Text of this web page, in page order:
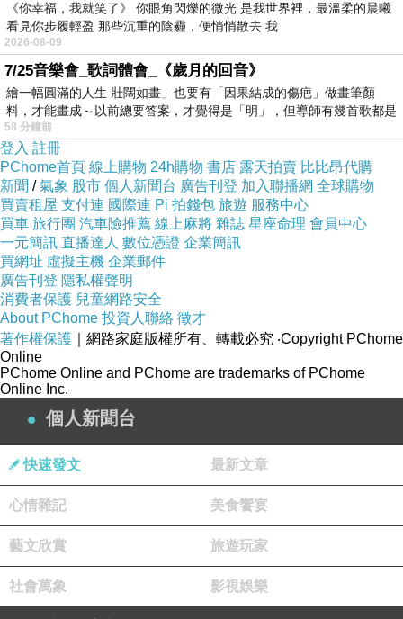
無論走進任何季節，
《你幸福，我就笑了》 你眼角閃爍的微光 是我世界裡，最溫柔的晨曦
看見你步履輕盈 那些沉重的陰霾，便悄悄散去 我
2026-08-09
7/25音樂會_歌詞體會_《歲月的回音》
繪一幅圓滿的人生 壯闊如畫」也要有「因果結成的傷疤」做畫筆顏
料，才能畫成～以前總要答案，才覺得是「明」，但導師有幾首歌都是
在教
58 分鐘前
登入 註冊
PChome首頁 線上購物 24h購物 書店 露天拍賣 比比昂代購
新聞 /氣象 股市 個人新聞台 廣告刊登 加入聯播網 全球購物
買賣租屋 支付連 國際連 Pi 拍錢包 旅遊 服務中心
買車 旅行團 汽車險推薦 線上麻將 雜誌 星座命理 會員中心
一元簡訊 直播達人 數位憑證 企業簡訊
買網址 虛擬主機 企業郵件
廣告刊登 隱私權聲明
消費者保護 兒童網路安全
About PChome 投資人聯絡 徵才
著作權保護 ｜網路家庭版權所有、轉載必究 ‧Copyright PChome
Online
PChome Online and PChome are trademarks of PChome
Online Inc.
個人新聞台
快速發文 最新文章
心情雜記 美食饗宴
藝文欣賞 旅遊玩家
社會萬象 影視娛樂